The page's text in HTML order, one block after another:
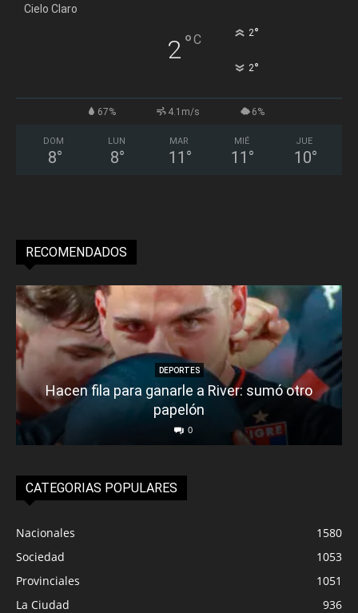
Cielo Claro
2°C 2°
2°
67% 4.1m/s 6%
DOM
8°
LUN
8°
MAR
11 °
MIÉ
11 °
JUE
10°
RECOMENDADOS
DEPORTES
Hacen fila para ganarle a River: sumó otro
papelón
0
CATEGORIAS POPULARES
Nacionales
1580
Sociedad
1053
Provinciales
1051
La Ciudad
936